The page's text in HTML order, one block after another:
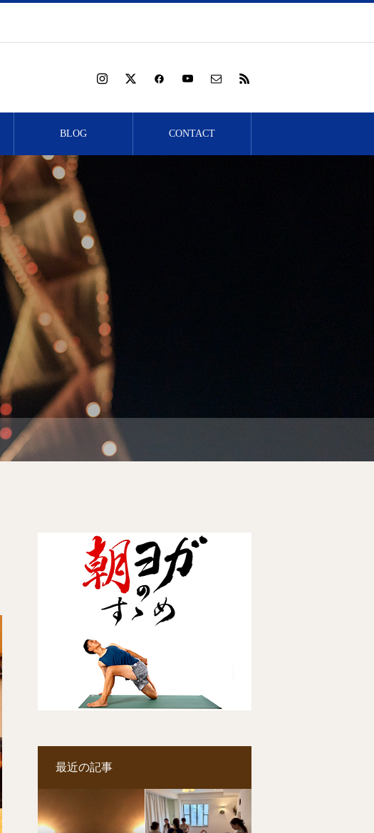
BLOG CONTACT
最近の記事